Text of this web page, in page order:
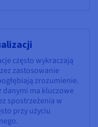
często wykraczają
zastosowanie
zrozumienie.
ma kluczowe
spostrzeżenia w
przy użyciu